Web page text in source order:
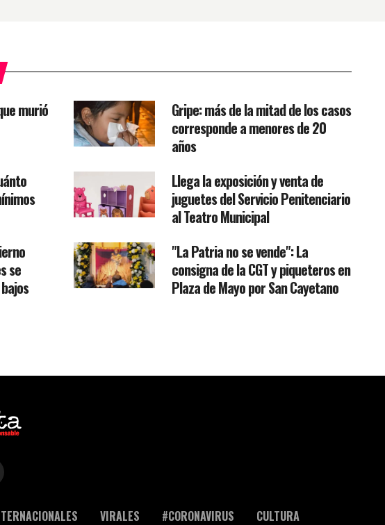
murió
Gripe: más de la mitad de los casos
corresponde a menores de 20
años
Llega la exposición y venta de
juguetes del Servicio Penitenciario
al Teatro Municipal
se
"La Patria no se vende": La
consigna de la CGT y piqueteros en
Plaza de Mayo por San Cayetano
VIRALES #CORONAVIRUS CULTURA